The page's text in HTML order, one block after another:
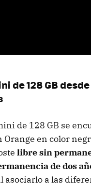
de 128 GB
de 128 GB se
en color
libre sin
de dos
asociarlo a las